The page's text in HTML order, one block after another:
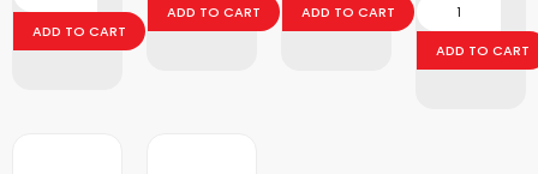
ADD TO CART
ADD TO CART ADD TO CART
ADD TO CART